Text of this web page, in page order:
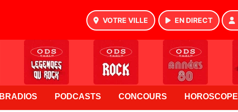
VOTRE VILLE EN DIRECT
PODCASTS CONCOURS HOROSCOPE